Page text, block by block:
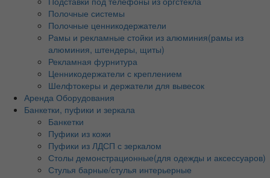
Полочные системы
Полочные ценникодержатели
Рамы и рекламные стойки из алюминия(рамы из
алюминия, штендеры, щиты)
Рекламная фурнитура
Ценникодержатели с креплением
Шелфтокеры и держатели для вывесок
Аренда Оборудования
Банкетки, пуфики и зеркала
Банкетки
Пуфики из кожи
Пуфики из ЛДСП с зеркалом
Столы демонстрационные(для одежды и аксессуаров)
Стулья барные/стулья интерьерные